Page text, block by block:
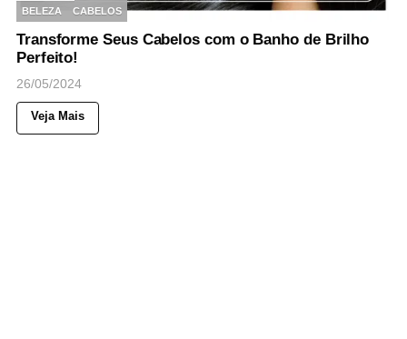
BELEZA
CABELOS
Transforme Seus Cabelos com o Banho de Brilho
Perfeito!
26/05/2024
Veja Mais